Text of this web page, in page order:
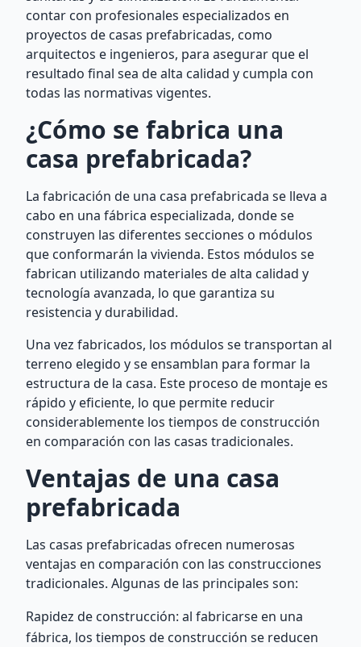
contar con profesionales especializados en
proyectos de casas prefabricadas, como
arquitectos e ingenieros, para asegurar que el
resultado final sea de alta calidad y cumpla con
todas las normativas vigentes.
¿Cómo se fabrica una
casa prefabricada?
La fabricación de una casa prefabricada se lleva a
cabo en una fábrica especializada, donde se
construyen las diferentes secciones o módulos
que conformarán la vivienda. Estos módulos se
fabrican utilizando materiales de alta calidad y
tecnología avanzada, lo que garantiza su
resistencia y durabilidad.
Una vez fabricados, los módulos se transportan al
terreno elegido y se ensamblan para formar la
estructura de la casa. Este proceso de montaje es
rápido y eficiente, lo que permite reducir
considerablemente los tiempos de construcción
en comparación con las casas tradicionales.
Ventajas de una casa
prefabricada
Las casas prefabricadas ofrecen numerosas
ventajas en comparación con las construcciones
tradicionales. Algunas de las principales son:
Rapidez de construcción: al fabricarse en una
fábrica, los tiempos de construcción se reducen